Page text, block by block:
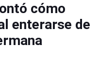
cómo
enterarse de